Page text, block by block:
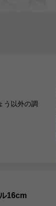
う以外の調
16cm